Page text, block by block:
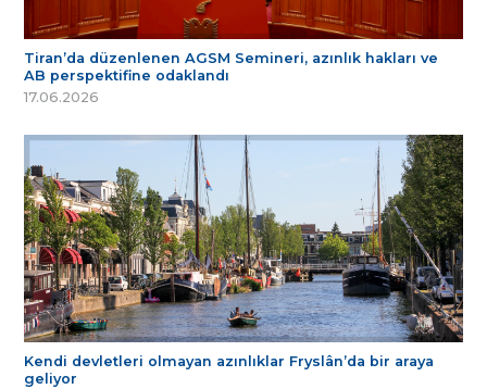
Tiran’da düzenlenen AGSM Semineri, azınlık hakları ve
AB perspektifine odaklandı
17.06.2026
Kendi devletleri olmayan azınlıklar Fryslân’da bir araya
geliyor